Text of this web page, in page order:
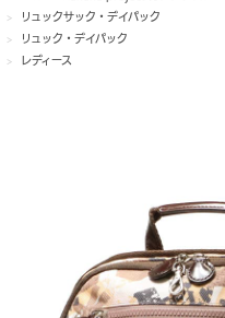
>
リュックサック・デイパック
>
リュック・デイパック
>
レディース